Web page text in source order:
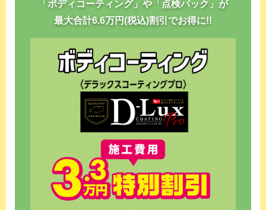
「ボディコーティング」や「点検パック」が
最大合計6.6万円(税込)割引でお得に!!